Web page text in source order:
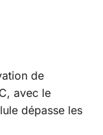
de
avec le
dépasse les